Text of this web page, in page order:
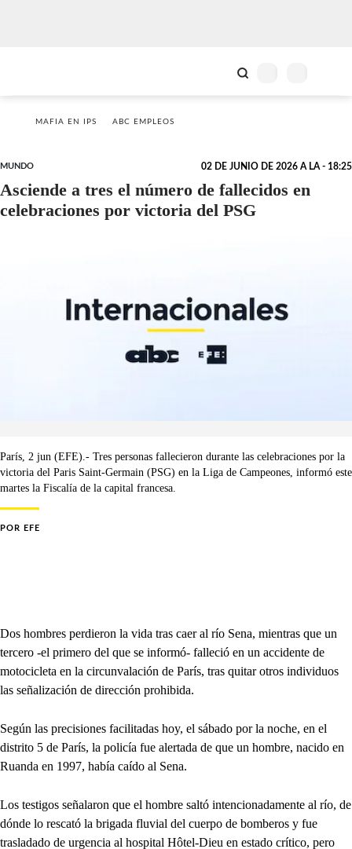
MAFIA EN IPS ABC EMPLEOS
MUNDO 02 DE JUNIO DE 2026 A LA - 18:25
Asciende a tres el número de fallecidos en
celebraciones por victoria del PSG
París, 2 jun (EFE).- Tres personas fallecieron durante las celebraciones por la
victoria del Paris Saint-Germain (PSG) en la Liga de Campeones, informó este
martes la Fiscalía de la capital francesa.
POR EFE
Dos hombres perdieron la vida tras caer al río Sena, mientras que un
tercero -el primero del que se informó- falleció en un accidente de
motocicleta en la circunvalación de París, tras quitar otros individuos
las señalización de dirección prohibida.
Según las precisiones facilitadas hoy, el sábado por la noche, en el
distrito 5 de París, la policía fue alertada de que un hombre, nacido en
Ruanda en 1997, había caído al Sena.
Los testigos señalaron que el hombre saltó intencionadamente al río, de
dónde lo rescató la brigada fluvial del cuerpo de bomberos y fue
trasladado de urgencia al hospital Hôtel-Dieu en estado crítico, pero